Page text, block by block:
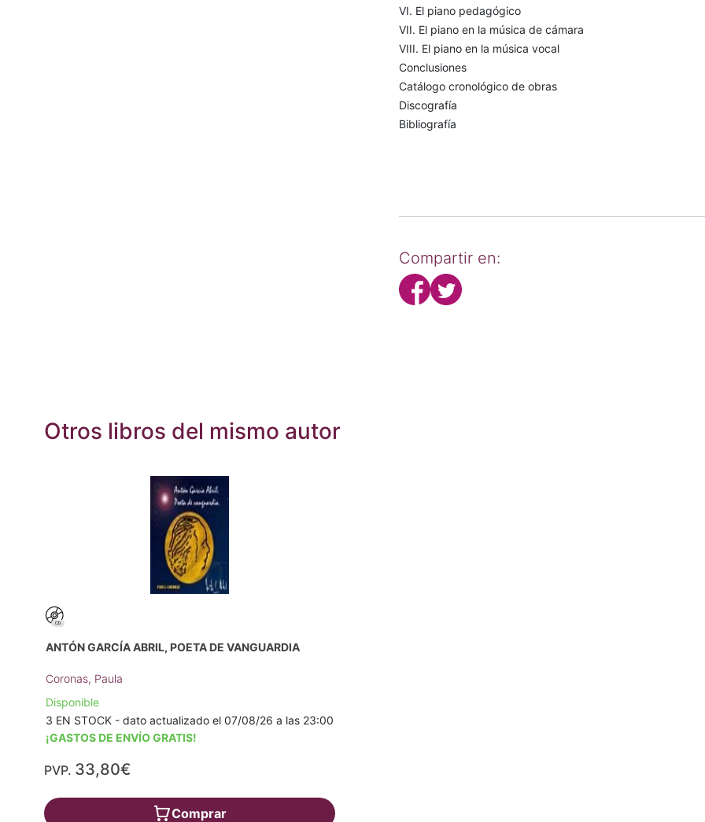
VI. El piano pedagógico
VII. El piano en la música de cámara
VIII. El piano en la música vocal
Conclusiones
Catálogo cronológico de obras
Discografía
Bibliografía
Compartir en:
Otros libros del mismo autor
ANTÓN GARCÍA ABRIL, POETA DE VANGUARDIA
Coronas, Paula
Disponible
3 EN STOCK - dato actualizado el 07/08/26 a las 23:00
¡GASTOS DE ENVÍO GRATIS!
PVP. 33,80€
Comprar